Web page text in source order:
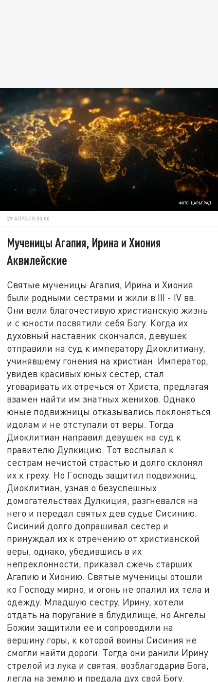
ФОТО: ЦАРЬГРАД
29 АПРЕЛЯ 00:00
Мученицы Агапия, Ирина и Хиония
Аквилейские
Святые мученицы Агапия, Ирина и Хиония
были родными сестрами и жили в III - IV вв.
Они вели благочестивую христианскую жизнь
и с юности посвятили себя Богу. Когда их
духовный наставник скончался, девушек
отправили на суд к императору Диоклитиану,
учинявшему гонения на христиан. Император,
увидев красивых юных сестер, стал
уговаривать их отречься от Христа, предлагая
взамен найти им знатных женихов. Однако
юные подвижницы отказывались поклоняться
идолам и не отступали от веры. Тогда
Диоклитиан направил девушек на суд к
правителю Дулкицию. Тот воспылал к
сестрам нечистой страстью и долго склонял
их к греху. Но Господь защитил подвижниц.
Диоклитиан, узнав о безуспешных
домогательствах Дулкиция, разгневался на
него и передал святых дев судье Сисинию.
Сисиний долго допрашивал сестер и
принуждал их к отречению от христианской
веры, однако, убедившись в их
непреклонности, приказал сжечь старших
Агапию и Хионию. Святые мученицы отошли
ко Господу мирно, и огонь не опалил их тела и
одежду. Младшую сестру, Ирину, хотели
отдать на поругание в блудилище, но Ангелы
Божии защитили ее и сопроводили на
вершину горы, к которой воины Сисиния не
смогли найти дороги. Тогда они ранили Ирину
стрелой из лука и святая, возблагодарив Бога,
легла на землю и предала дух свой Богу.